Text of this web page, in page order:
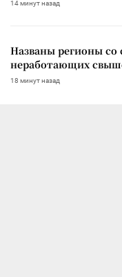
14 минут назад
Названы регионы со
неработающих
18 минут назад